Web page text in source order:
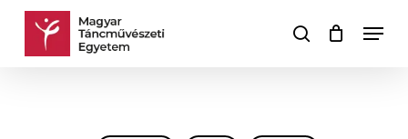
Skip
keresés
Kosár Kosár